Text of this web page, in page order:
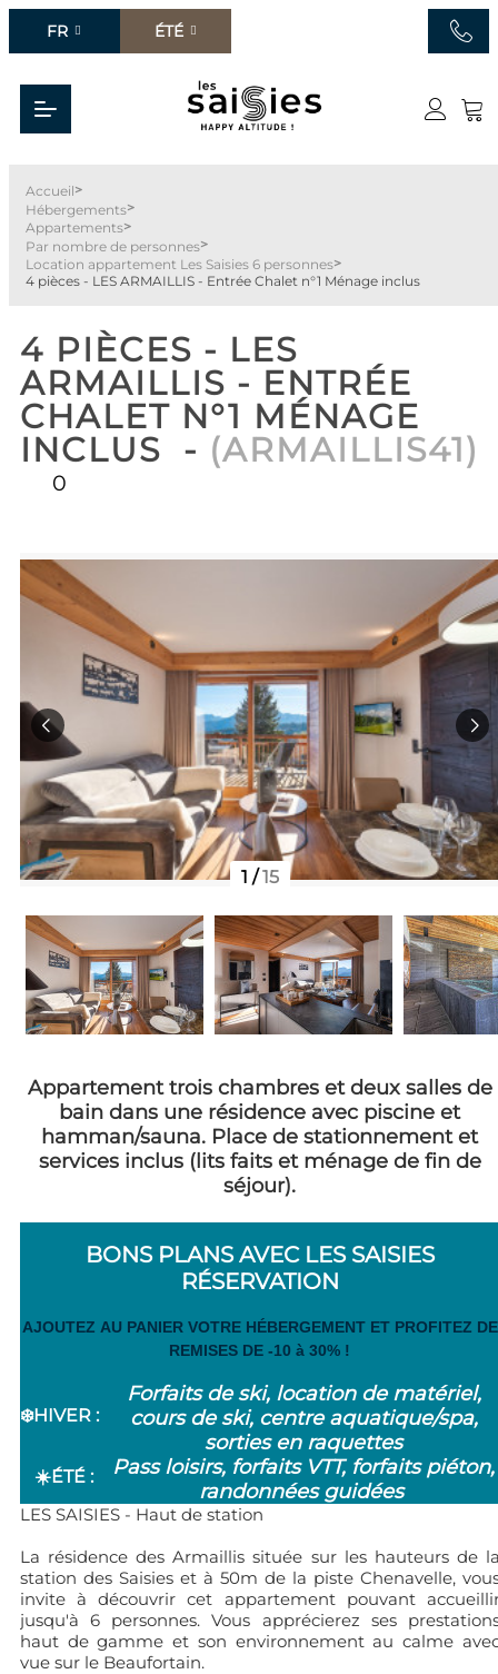
FR ÉTÉ
Accueil>
Hébergements>
Appartements>
Par nombre de personnes>
Location appartement Les Saisies 6 personnes>
4 pièces - LES ARMAILLIS - Entrée Chalet n°1 Ménage inclus
4 PIÈCES - LES
ARMAILLIS - ENTRÉE
CHALET N°1 MÉNAGE
INCLUS
(ARMAILLIS41)
0
1 /15
Appartement trois chambres et deux salles de
bain dans une résidence avec piscine et
hamman/sauna. Place de stationnement et
services inclus (lits faits et ménage de fin de
séjour).
BONS PLANS AVEC LES SAISIES
RÉSERVATION
AJOUTEZ AU PANIER VOTRE HÉBERGEMENT ET PROFITEZ DE
REMISES DE -10 à 30% !
❄️HIVER :
Forfaits de ski, location de matériel,
cours de ski, centre aquatique/spa,
sorties en raquettes
☀️ÉTÉ :
Pass loisirs, forfaits VTT, forfaits piéton,
randonnées guidées
LES SAISIES - Haut de station
La résidence des Armaillis située sur les hauteurs de
station des Saisies et à 50m de la piste Chenavelle,
invite à découvrir cet appartement pouvant
jusqu'à 6 personnes. Vous apprécierez ses
haut de gamme et son environnement au calme
vue sur le Beaufortain.